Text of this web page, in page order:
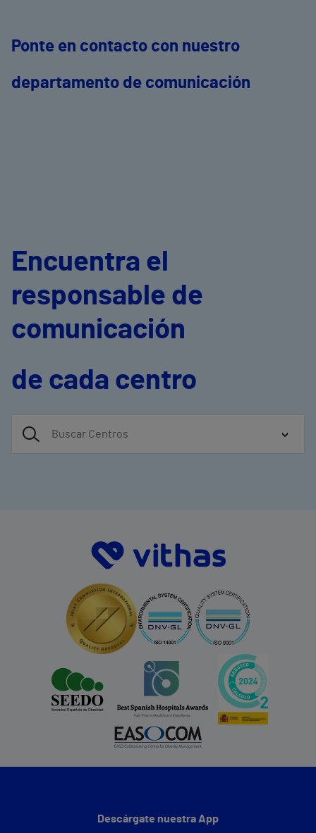
Ponte en contacto con nuestro
departamento de comunicación
Encuentra el
responsable de
comunicación
de cada centro
Descárgate nuestra App